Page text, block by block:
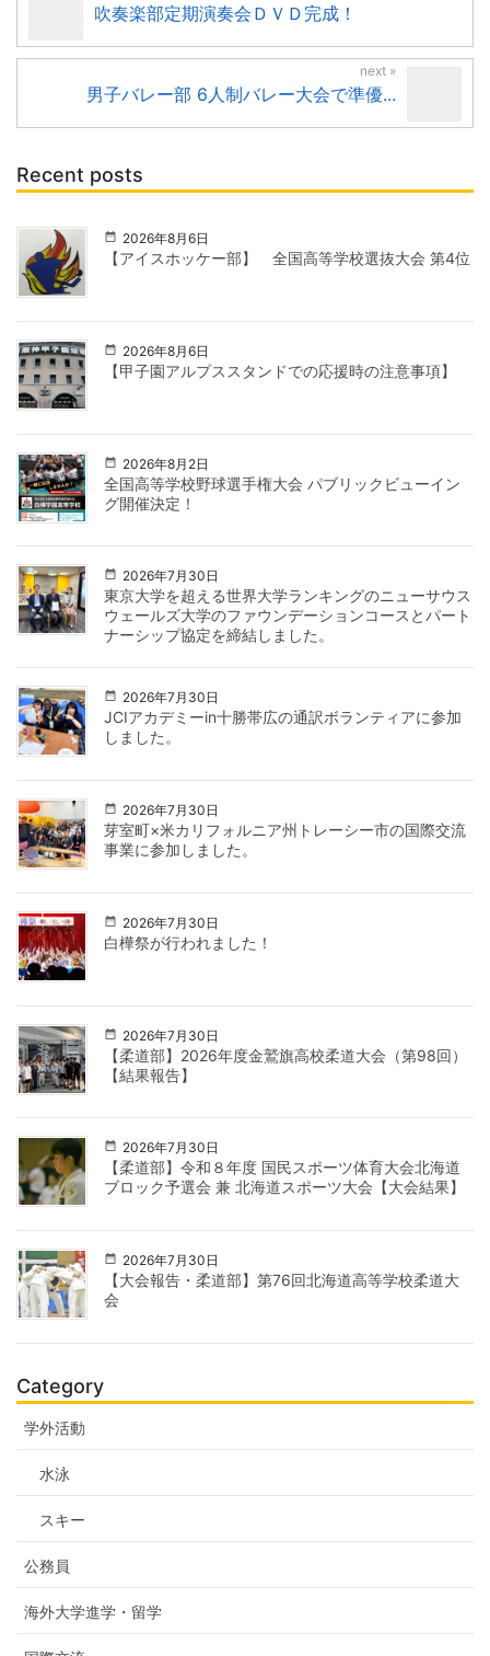
吹奏楽部定期演奏会ＤＶＤ完成！
男子バレー部 6人制バレー大会で準優...
Recent posts
2026年8月6日
【アイスホッケー部】 全国高等学校選抜大会 第4位
2026年8月6日
【甲子園アルプススタンドでの応援時の注意事項】
2026年8月2日
全国高等学校野球選手権大会 パブリックビューイン
グ開催決定！
2026年7月30日
東京大学を超える世界大学ランキングのニューサウス
ウェールズ大学のファウンデーションコースとパート
ナーシップ協定を締結しました。
2026年7月30日
JCIアカデミーin十勝帯広の通訳ボランティアに参加
しました。
2026年7月30日
芽室町×米カリフォルニア州トレーシー市の国際交流
事業に参加しました。
2026年7月30日
白樺祭が行われました！
2026年7月30日
【柔道部】2026年度金鷲旗高校柔道大会（第98回）
【結果報告】
2026年7月30日
【柔道部】令和８年度 国民スポーツ体育大会北海道
ブロック予選会 兼 北海道スポーツ大会【大会結果】
2026年7月30日
【大会報告・柔道部】第76回北海道高等学校柔道大
会
Category
学外活動
水泳
スキー
公務員
海外大学進学・留学